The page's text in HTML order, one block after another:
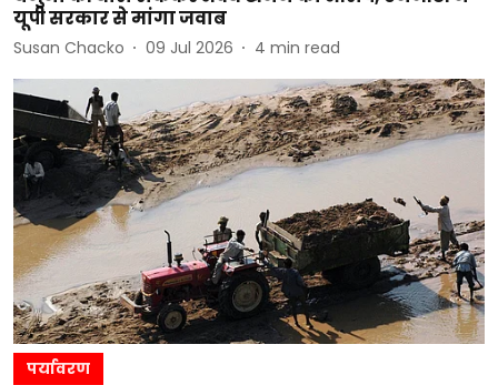
यूपी सरकार से मांगा जवाब
Susan Chacko 09 Jul 2026 4 min read
पर्यावरण